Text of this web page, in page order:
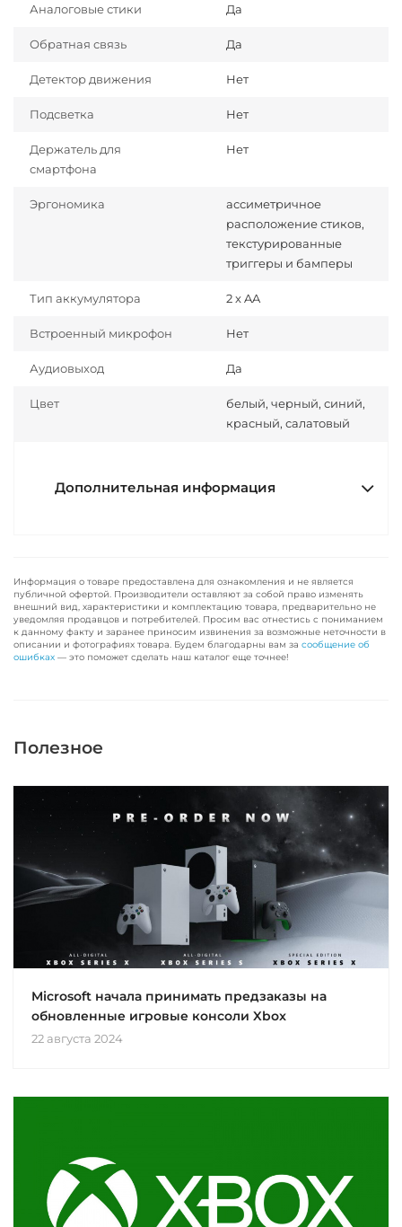
Аналоговые стики Да
Обратная связь Да
Детектор движения Нет
Подсветка Нет
Держатель для
смартфона
Нет
Эргономика
ассиметричное
расположение стиков,
текстурированные
триггеры и бамперы
Тип аккумулятора 2 x AA
Встроенный микрофон Нет
Аудиовыход Да
Цвет
белый, черный, синий,
красный, салатовый
Дополнительная информация
Информация о товаре предоставлена для ознакомления и не является
публичной офертой. Производители оставляют за собой право изменять
внешний вид, характеристики и комплектацию товара, предварительно не
уведомляя продавцов и потребителей. Просим вас отнестись с пониманием
к данному факту и заранее приносим извинения за возможные неточности в
описании и фотографиях товара. Будем благодарны вам за сообщение об
ошибках — это поможет сделать наш каталог еще точнее!
Полезное
Microsoft начала принимать предзаказы на
обновленные игровые консоли Xbox
22 августа 2024